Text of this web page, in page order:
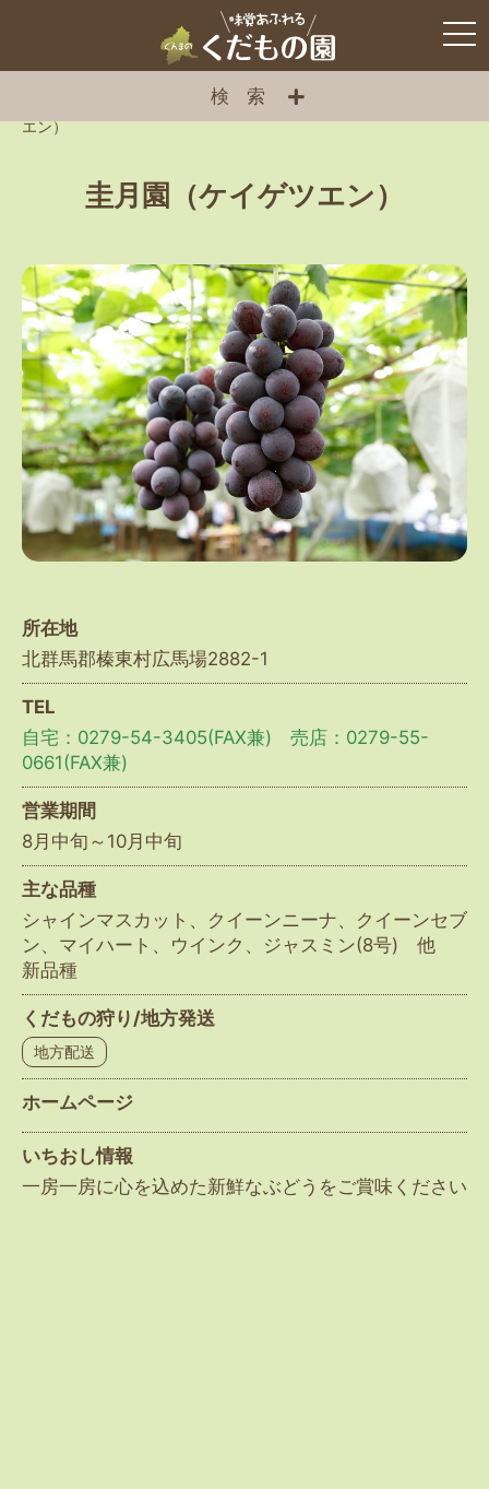
検索
くだもの園 > ぶどう
エン）
圭月園（ケイゲツエン）
所在地
北群馬郡榛東村広馬場2882-1
TEL
自宅：0279-54-3405(FAX兼) 売店：0279-55-
0661(FAX兼)
営業期間
8月中旬～10月中旬
主な品種
シャインマスカット、クイーンニーナ、クイーンセブ
ン、マイハート、ウインク、ジャスミン(8号) 他
新品種
くだもの狩り/地方発送
地方配送
ホームページ
いちおし情報
一房一房に心を込めた新鮮なぶどうをご賞味ください